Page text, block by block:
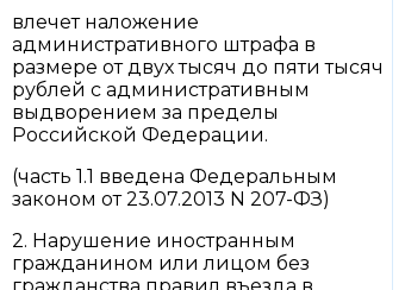
влечет наложение
административного штрафа в
размере от двух тысяч до пяти тысяч
рублей с административным
выдворением за пределы
Российской Федерации.
(часть 1.1 введена Федеральным
законом от 23.07.2013 N 207-ФЗ)
2. Нарушение иностранным
гражданином или лицом без